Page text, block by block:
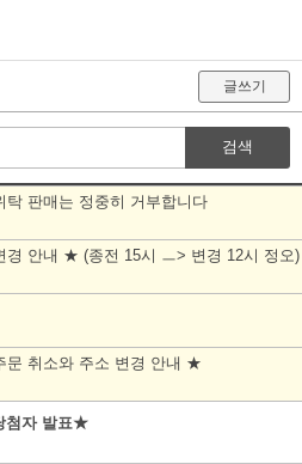
글쓰기
검색
탁 판매는 정중히 거부합니다
안내 ★ (종전 15시 ㅡ> 변경 12시 정오)
문 취소와 주소 변경 안내 ★
첨자 발표★